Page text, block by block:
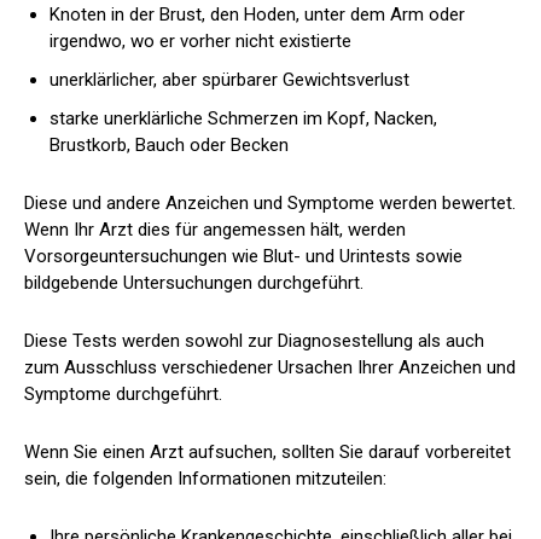
Knoten in der Brust, den Hoden, unter dem Arm oder
irgendwo, wo er vorher nicht existierte
unerklärlicher, aber spürbarer Gewichtsverlust
starke unerklärliche Schmerzen im Kopf, Nacken,
Brustkorb, Bauch oder Becken
Diese und andere Anzeichen und Symptome werden bewertet.
Wenn Ihr Arzt dies für angemessen hält, werden
Vorsorgeuntersuchungen wie Blut- und Urintests sowie
bildgebende Untersuchungen durchgeführt.
Diese Tests werden sowohl zur Diagnosestellung als auch
zum Ausschluss verschiedener Ursachen Ihrer Anzeichen und
Symptome durchgeführt.
Wenn Sie einen Arzt aufsuchen, sollten Sie darauf vorbereitet
sein, die folgenden Informationen mitzuteilen: